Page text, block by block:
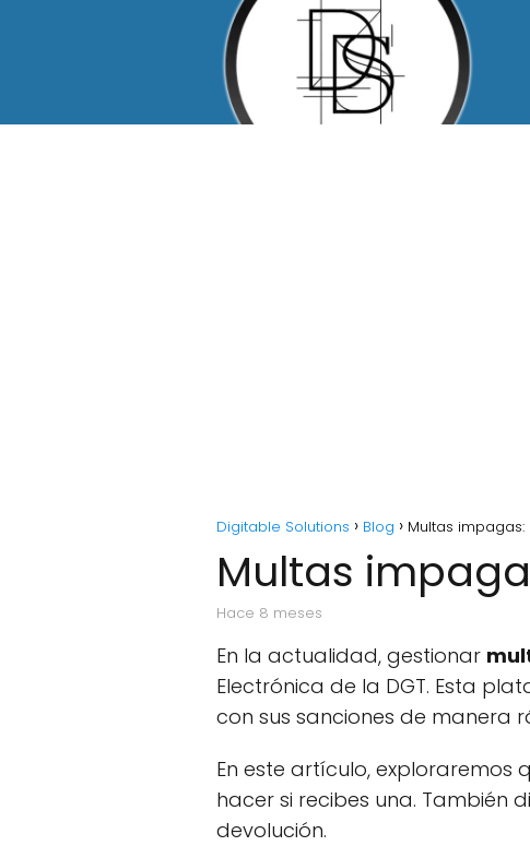
Digitable Solutions Blog Multas
Multas
hace 8 meses
En la actualidad, gestionar
Electrónica de la DGT. Esta
con sus sanciones de manera
En este artículo,
hacer si recibes una. También
devolución.